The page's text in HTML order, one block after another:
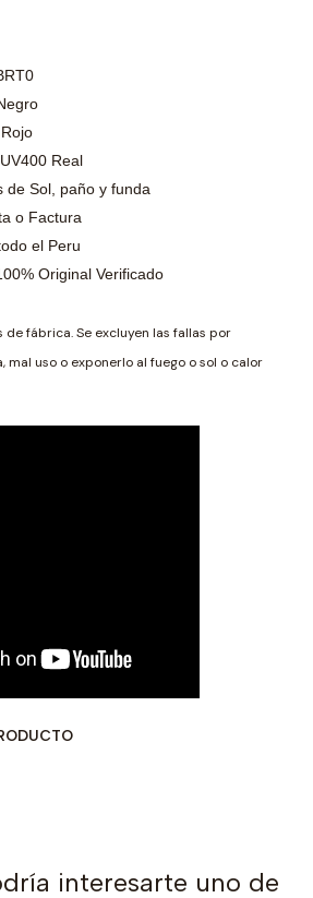
Rojo
Real
de Sol, paño y funda
o Factura
el Peru
Original Verificado
de fábrica. Se excluyen las fallas por
uso o exponerlo al fuego o sol o calor
interesarte uno de